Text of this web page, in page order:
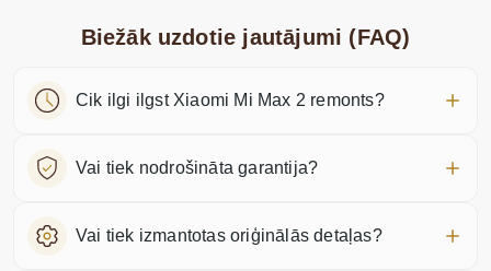
Biežāk uzdotie jautājumi (FAQ)
Cik ilgi ilgst Xiaomi Mi Max 2 remonts?
Vai tiek nodrošināta garantija?
Vai tiek izmantotas oriģinālās detaļas?